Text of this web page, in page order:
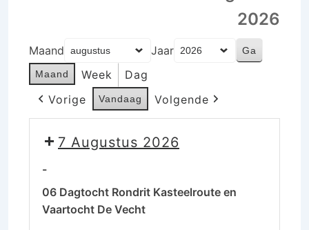
2026
Maand Jaar
Maand Week
Dag
Vorige
Vandaag Volgende
7 Augustus 2026
-
06 Dagtocht Rondrit Kasteelroute en
Vaartocht De Vecht